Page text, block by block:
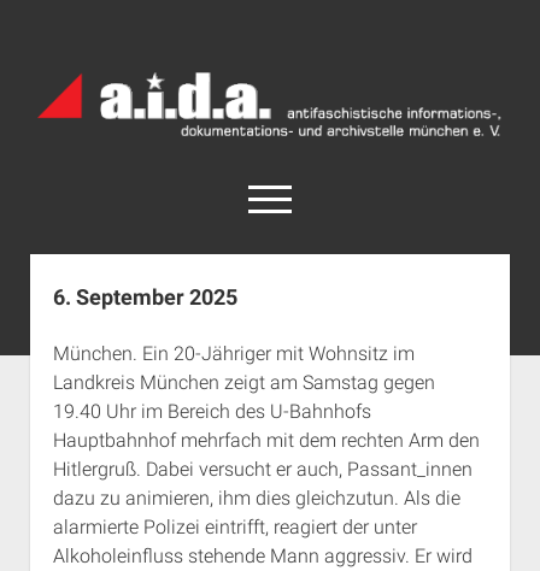
Archiv
München
open
menu
facebook
rss info@aida-archiv.de
Aktuelles
Termine
open
dropdown
menu
Antifaschistische Termine im Süden
Antifaschistische Termine in München
Rechte Termine im Süden
Rechte Termine München
Chronologie
Das Archiv
open
dropdown
menu
a.i.d.a. e. V. unterstützen
Über a.i.d.a.
Impressum
6. September 2025
München. Ein 20-Jähriger mit Wohnsitz im
Landkreis München zeigt am Samstag gegen
19.40 Uhr im Bereich des U-Bahnhofs
Hauptbahnhof mehrfach mit dem rechten Arm den
Hitlergruß. Dabei versucht er auch, Passant_innen
dazu zu animieren, ihm dies gleichzutun. Als die
alarmierte Polizei eintrifft, reagiert der unter
Alkoholeinfluss stehende Mann aggressiv. Er wird